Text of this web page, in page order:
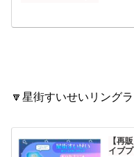
🔽星街すいせいリング
【再
イブ